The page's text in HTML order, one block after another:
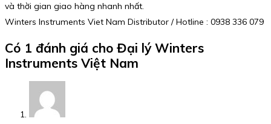
và thời gian giao hàng nhanh nhất.
Winters Instruments Viet Nam Distributor / Hotline : 0938 336 079
Có 1 đánh giá cho Đại lý Winters
Instruments Việt Nam